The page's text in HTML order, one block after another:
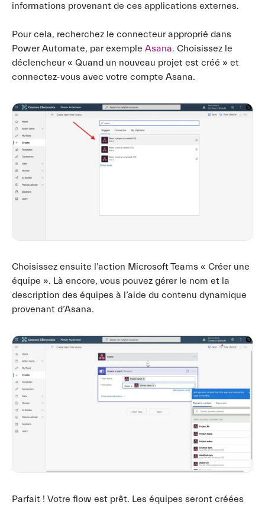
informations provenant de ces applications externes.
Pour cela, recherchez le connecteur approprié dans
Power Automate, par exemple Asana. Choisissez le
déclencheur « Quand un nouveau projet est créé » et
connectez-vous avec votre compte Asana.
Choisissez ensuite l’action Microsoft Teams « Créer une
équipe ». Là encore, vous pouvez gérer le nom et la
description des équipes à l’aide du contenu dynamique
provenant d’Asana.
Parfait ! Votre flow est prêt. Les équipes seront créées